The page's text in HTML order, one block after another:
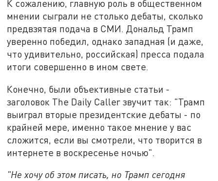
К сожалению, главную роль в общественном
мнении сыграли не столько дебаты, сколько
предвзятая подача в СМИ. Дональд Трамп
уверенно победил, однако западная (и даже,
что удивительно, российская) пресса подала
итоги совершенно в ином свете.
Конечно, были объективные статьи -
заголовок The Daily Caller звучит так: "Трамп
выиграл вторые президентские дебаты - по
крайней мере, именно такое мнение у вас
сложится, если вы смотрели, что творится в
интернете в воскресенье ночью".
"Не хочу об этом писать, но Трамп сегодня